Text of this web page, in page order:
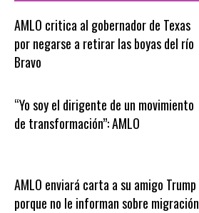
AMLO critica al gobernador de Texas
por negarse a retirar las boyas del río
Bravo
“Yo soy el dirigente de un movimiento
de transformación”: AMLO
AMLO enviará carta a su amigo Trump
porque no le informan sobre migración